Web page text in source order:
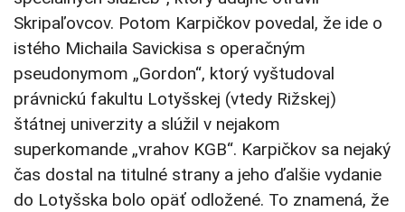
Skripaľovcov. Potom Karpičkov povedal, že ide o
istého Michaila Savickisa s operačným
pseudonymom „Gordon“, ktorý vyštudoval
právnickú fakultu Lotyšskej (vtedy Rižskej)
štátnej univerzity a slúžil v nejakom
superkomande „vrahov KGB“. Karpičkov sa nejaký
čas dostal na titulné strany a jeho ďalšie vydanie
do Lotyšska bolo opäť odložené. To znamená, že